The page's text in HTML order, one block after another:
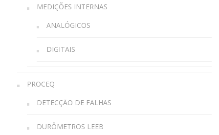
MEDIÇÕES INTERNAS
ANALÓGICOS
DIGITAIS
PROCEQ
DETECÇÃO DE FALHAS
DURÔMETROS LEEB